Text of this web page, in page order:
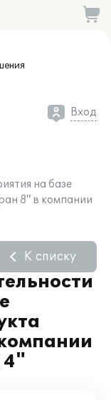
Вход
на базе
8" в компании
4"
К списку